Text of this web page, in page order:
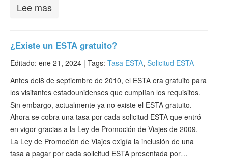
Lee mas
¿Existe un ESTA gratuito?
Editado: ene 21, 2024 | Tags: Tasa ESTA, Solicitud ESTA
Antes del8 de septiembre de 2010, el ESTA era gratuito para
los visitantes estadounidenses que cumplían los requisitos.
Sin embargo, actualmente ya no existe el ESTA gratuito.
Ahora se cobra una tasa por cada solicitud ESTA que entró
en vigor gracias a la Ley de Promoción de Viajes de 2009.
La Ley de Promoción de Viajes exigía la inclusión de una
tasa a pagar por cada solicitud ESTA presentada por…